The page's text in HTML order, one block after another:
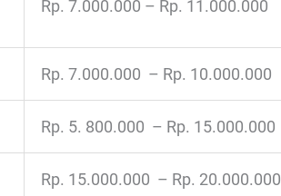
Rp. 7.000.000 – Rp. 11.000.000
Rp. 7.000.000 – Rp. 10.000.000
Rp. 5. 800.000 – Rp. 15.000.000
Rp. 15.000.000 – Rp. 20.000.000